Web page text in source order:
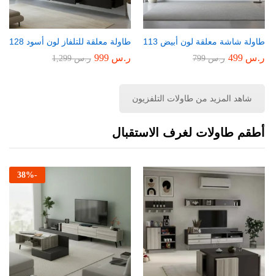
طاولة شاشة معلقة لون أبيض 113
ر.س ر.س799
طاولة معلقة للتلفاز لون أسود 128
ر.س ر.س1,299
شاهد المزيد من طاولات التلفزيون
أطقم طاولات لغرف الاستقبال
-
38%